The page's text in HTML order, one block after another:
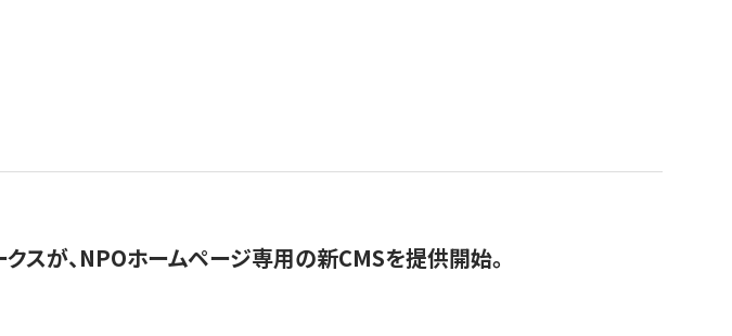
スが、NPOホームページ専用の新CMSを提供開始。